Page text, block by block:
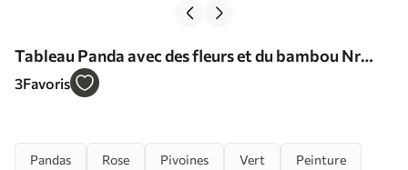
Tableau Panda avec des fleurs et du bambou Nr
s40125
3Favoris
Pandas Rose Pivoines Vert Peinture